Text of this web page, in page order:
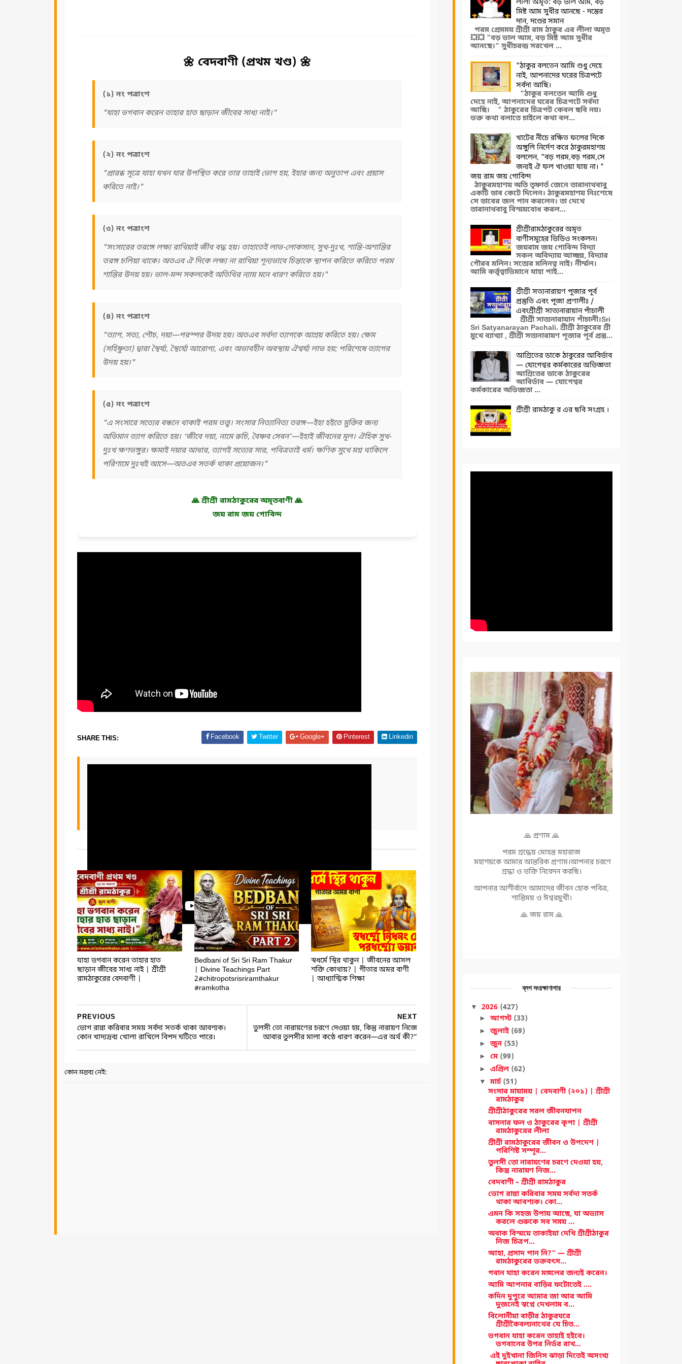
🌼 বেদবাণী (প্রথম খণ্ড) 🌼
(১) নং পত্রাংশ
"যাহা ভগবান করেন তাহার হাত ছাড়ান জীবের সাধ্য নাই।"
(২) নং পত্রাংশ
"প্রারব্ধ সূত্রে যাহা যখন যার উপস্থিত করে তার তাহাই ভোগ হয়, ইহার জন্য অনুতাপ এবং প্রয়াস
করিতে নাই।"
(৩) নং পত্রাংশ
"সংসারের তরঙ্গে লক্ষ্য রাখিয়াই জীব বদ্ধ হয়। তাহাতেই লাভ-লোকসান, সুখ-দুঃখ, শান্তি-অশান্তির
তরঙ্গ চলিয়া থাকে। অতএব ঐ দিকে লক্ষ্য না রাখিয়া শূন্যভাবে চিন্তাকে স্থাপন করিতে করিতে পরম
শান্তির উদয় হয়। ভাল-মন্দ সকলকেই অতিথির ন্যায় মনে ধারণ করিতে হয়।"
(৪) নং পত্রাংশ
"ত্যাগ, সত্য, শৌচ, দয়া—পরস্পর উদয় হয়। অতএব সর্বদা ত্যাগকে আশ্রয় করিতে হয়। ক্ষেম
(সহিষ্ণুতা) দ্বারা স্থৈর্য্য, স্থৈর্য্যে আরোগ্য, এবং অভাবহীন অবস্থায় ঐশ্বর্য্য লাভ হয়; পরিশেষে ত্যাগের
উদয় হয়।"
(৫) নং পত্রাংশ
"এ সংসারে সত্যের বন্ধনে থাকাই পরম তত্ত্ব। সংসার নিত্যানিত্য তরঙ্গ—ইহা হইতে মুক্তির জন্য
অভিমান ত্যাগ করিতে হয়। ‘জীবে দয়া, নামে রুচি, বৈষ্ণব সেবন’—ইহাই জীবনের মূল। ঐহিক সুখ-
দুঃখ ক্ষণভঙ্গুর। ক্ষমাই দয়ার আধার, ত্যাগই সত্যের সার, পবিত্রতাই ধর্ম। ক্ষণিক সুখে মগ্ন থাকিলে
পরিণামে দুঃখই আসে—অতএব সতর্ক থাকা প্রয়োজন।"
🙏 শ্রীশ্রী রামঠাকুরের অমৃতবাণী 🙏
জয় রাম জয় গোবিন্দ
SHARE THIS: Facebook Twitter Google+ Pinterest Linkedin
যাহা ভগবান করেন তাহার হাত
ছাড়ান জীবের সাধ্য নাই | শ্রীশ্রী
রামঠাকুরের বেদবাণী |
Bedbani of Sri Sri Ram Thakur
| Divine Teachings Part
2#chitropotsrisriramthakur
#ramkotha
স্বধর্মে স্থির থাকুন | জীবনের আসল
শক্তি কোথায়? | গীতার অমর বাণী
| আধ্যাত্মিক শিক্ষা
NEXT
তুলসী তো নারায়ণের চরণে দেওয়া হয়, কিন্তু নারায়ণ নিজে
আবার তুলসীর মালা কণ্ঠে ধারণ করেন—এর অর্থ কী?”
PREVIOUS
ভোগ রান্না করিবার সময় সর্বদা সতর্ক থাকা আবশ্যক।
কোন খাদ্যদ্রব্য খোলা রাখিলে বিপদ ঘটিতে পারে।
কোন মন্তব্য নেই:
লীলা অমৃত: বড় ভাল আম, বড়
মিষ্ট আম সুধীর আনছে - দম্ভের
দান, দণ্ডের সমান
পরম প্রেমময় শ্রীশ্রী রাম ঠাকুর এর লীলা অমৃত
💥💥 "বড় ভাল আম, বড় মিষ্ট আম সুধীর
আনছে।” সুধীচরন্দ্র সরখেল ...
"ঠাকুর বলতেন আমি শুধু দেহে
নাই, আপনাদের ঘরের চিত্রপটে
সর্বদা আছি।
"ঠাকুর বলতেন আমি শুধু
দেহে নাই, আপনাদের ঘরের চিত্রপটে সর্বদা
আছি। " ঠাকুরের চিত্রপট কেবল ছবি নয়।
ভক্ত কথা বলাতে চাইলে কথা বল...
খাটের নীচে রক্ষিত ফলের দিকে
অঙ্গুলি নির্দেশ করে ঠাকুরমহাশয়
বললেন, "বড় গরম,বড় গরম,সে
জন্যই ঐ ফল খাওয়া যায় না। "
জয় রাম জয় গোবিন্দ
ঠাকুরমহাশয় অতি তৃষ্ণার্ত জেনে তারানাথবাবু
একটি ডাব কেটে দিলেন। ঠাকুরমহাশয় নিঃশেষে
সে ডাবের জল পান করলেন। তা দেখে
তারানাথবাবু বিস্ময়বোধ করল...
শ্রীশ্রীরামঠাকুরের অমৃত
বাণীসমূহের ভিডিও সংকলন।
জয়রাম জয় গোবিন্দ বিদ্যা
সকল অবিদ্যায় আচ্ছন্ন, বিদ্যার
গৌরব মলিন। সত্যের মলিনত্ব নাই। নীর্ম্মল।
আমি কর্ত্তৃত্বাভিমানে যাহা পাই...
শ্রীশ্রী সত্যনারায়ণ পূজার পূর্ব
প্রস্তুতি এবং পূজা প্রণালীঃ /
এবংশ্রীশ্রী সাত্যনারায়ান পাঁচালী
শ্রীশ্রী সাত্যনারায়ান পাঁচালী।Sri
Sri Satyanarayan Pachali. শ্রীশ্রী ঠাকুরের শ্রী
মুখে ব্যাখ্যা , শ্রীশ্রী সত্যনারায়ণ পূজার পূর্ব প্রস্তু...
আশ্রিতের ডাকে ঠাকুরের আবির্ভাব
— যোগেশ্বর কর্মকারের অভিজ্ঞতা
আশ্রিতের ডাকে ঠাকুরের
আবির্ভাব — যোগেশ্বর
কর্মকারের অভিজ্ঞতা ...
শ্রীশ্রী রামঠাকু র এর ছবি সংগ্রহ ।
🙏 প্রণাম 🙏
পরম শ্রদ্ধেয় মোহন্ত মহারাজ
মহাশয়কে আমার আন্তরিক প্রণাম।আপনার চরণে
শ্রদ্ধা ও ভক্তি নিবেদন করছি।
আপনার আশীর্বাদে আমাদের জীবন হোক পবিত্র,
শান্তিময় ও ঈশ্বরমুখী।
🙏 জয় রাম 🙏
ব্লগ সংরক্ষাণাগার
▼ 2026 (427)
►আগস্ট (33)
►জুলাই (69)
►জুন (53)
► মে (99)
► এপ্রিল (62)
▼মার্চ (51)
সংসার মায়াময় | বেদবাণী (২০১) | শ্রীশ্রী
রামঠাকুর
শ্রীশ্রীঠাকুরের সরল জীবনযাপন
বাসনার ফল ও ঠাকুরের কৃপা | শ্রীশ্রী
রামঠাকুরের লীলা
শ্রীশ্রী রামঠাকুরের জীবন ও উপদেশ |
পরিশিষ্ট সম্পূর...
তুলসী তো নারায়ণের চরণে দেওয়া হয়,
কিন্তু নারায়ণ নিজ...
বেদবাণী – শ্রীশ্রী রামঠাকুর
ভোগ রান্না করিবার সময় সর্বদা সতর্ক
থাকা আবশ্যক। কো...
এমন কি সহজ উপায় আছে, যা অভ্যাস
করলে গুরুকে সব সময় ...
অবাক বিস্ময়ে তাকাইয়া দেখি শ্রীশ্রীঠাকুর
নিজ চিত্রপ...
আহা, প্রসাদ পান নি?” — শ্রীশ্রী
রামঠাকুরের ভক্তবৎস...
গবান যাহা করেন মঙ্গলের জন্যই করেন।
আমি আপনার বাড়ির ফটোতেই ....
কদিন দুপুরে আমার জা আর আমি
দুজনেই স্বপ্নে দেখলাম ব...
বিলোনীয়া বাড়ীর ঠাকুরঘরে
শ্রীশ্রীকৈবল্যনাথের যে চিত...
ভগবান যাহা করেন তাহাই হইবে।
ভগবানের উপর নির্ভর রাখ...
এই দুইখানা জিনিস ঝাড়া দিতেই অসংখ্য